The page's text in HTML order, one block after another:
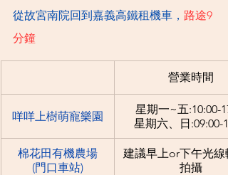
從故宮南院回到嘉義高鐵租機車， 路途9
分鐘
營業時間
咩咩上樹萌寵樂園
星期一~五:10:00-
星期六、日:09:00-
棉花田有機農場
(門口車站)
建議早上or下午光線
拍攝